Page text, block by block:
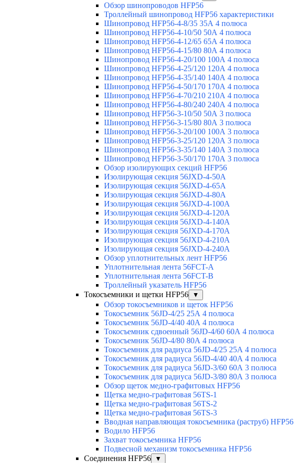
Обзор шинопроводов HFP56
Троллейный шинопровод HFP56 характеристики
Шинопровод HFP56-4-8/35 35А 4 полюса
Шинопровод HFP56-4-10/50 50А 4 полюса
Шинопровод HFP56-4-12/65 65А 4 полюса
Шинопровод HFP56-4-15/80 80А 4 полюса
Шинопровод HFP56-4-20/100 100А 4 полюса
Шинопровод HFP56-4-25/120 120А 4 полюса
Шинопровод HFP56-4-35/140 140А 4 полюса
Шинопровод HFP56-4-50/170 170А 4 полюса
Шинопровод HFP56-4-70/210 210А 4 полюса
Шинопровод HFP56-4-80/240 240А 4 полюса
Шинопровод HFP56-3-10/50 50А 3 полюса
Шинопровод HFP56-3-15/80 80А 3 полюса
Шинопровод HFP56-3-20/100 100А 3 полюса
Шинопровод HFP56-3-25/120 120А 3 полюса
Шинопровод HFP56-3-35/140 140А 3 полюса
Шинопровод HFP56-3-50/170 170А 3 полюса
Обзор изолирующих секций HFP56
Изолирующая секция 56JXD-4-50A
Изолирующая секция 56JXD-4-65A
Изолирующая секция 56JXD-4-80A
Изолирующая секция 56JXD-4-100A
Изолирующая секция 56JXD-4-120A
Изолирующая секция 56JXD-4-140A
Изолирующая секция 56JXD-4-170A
Изолирующая секция 56JXD-4-210A
Изолирующая секция 56JXD-4-240A
Обзор уплотнительных лент HFP56
Уплотнительная лента 56FCT-A
Уплотнительная лента 56FCT-B
Троллейный указатель HFP56
Токосъемники и щетки HFP56
▼
Обзор токосъемников и щеток HFP56
Токосъемник 56JD-4/25 25А 4 полюса
Токосъемник 56JD-4/40 40А 4 полюса
Токосъемник сдвоенный 56JD-4/60 60А 4 полюса
Токосъемник 56JD-4/80 80А 4 полюса
Токосъемник для радиуса 56JD-4/25 25А 4 полюса
Токосъемник для радиуса 56JD-4/40 40А 4 полюса
Токосъемник для радиуса 56JD-3/60 60А 3 полюса
Токосъемник для радиуса 56JD-3/80 80А 3 полюса
Обзор щеток медно-графитовых HFP56
Щетка медно-графитовая 56TS-1
Щетка медно-графитовая 56TS-2
Щетка медно-графитовая 56TS-3
Вводная направляющая токосъемника (раструб) HFP56
Водило HFP56
Захват токосъемника HFP56
Подвесной механизм токосъемника HFP56
Соединения HFP56
▼